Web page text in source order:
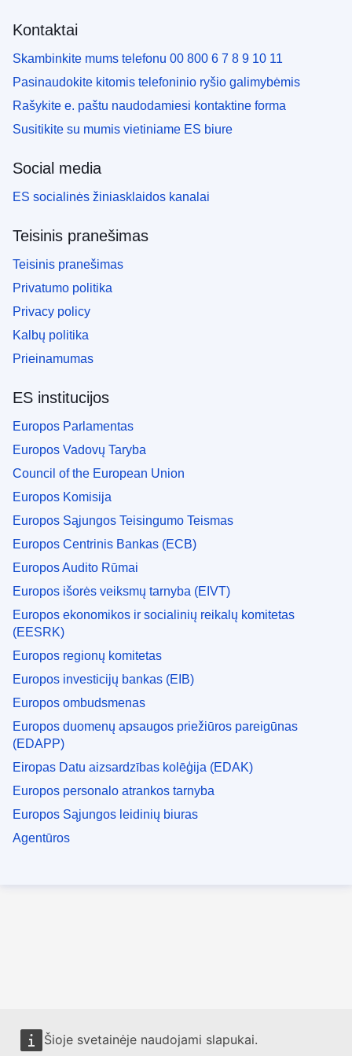
Šioje svetainėje naudojami slapukai.
Kontaktai
Skambinkite mums telefonu 00 800 6 7 8 9 10 11
Pasinaudokite kitomis telefoninio ryšio galimybėmis
Rašykite e. paštu naudodamiesi kontaktine forma
Susitikite su mumis vietiniame ES biure
Social media
ES socialinės žiniasklaidos kanalai
Teisinis pranešimas
Teisinis pranešimas
Privatumo politika
Privacy policy
Kalbų politika
Prieinamumas
ES institucijos
Europos Parlamentas
Europos Vadovų Taryba
Council of the European Union
Europos Komisija
Europos Sąjungos Teisingumo Teismas
Europos Centrinis Bankas (ECB)
Europos Audito Rūmai
Europos išorės veiksmų tarnyba (EIVT)
Europos ekonomikos ir socialinių reikalų komitetas
(EESRK)
Europos regionų komitetas
Europos investicijų bankas (EIB)
Europos ombudsmenas
Europos duomenų apsaugos priežiūros pareigūnas
(EDAPP)
Eiropas Datu aizsardzības kolēģija (EDAK)
Europos personalo atrankos tarnyba
Europos Sąjungos leidinių biuras
Agentūros